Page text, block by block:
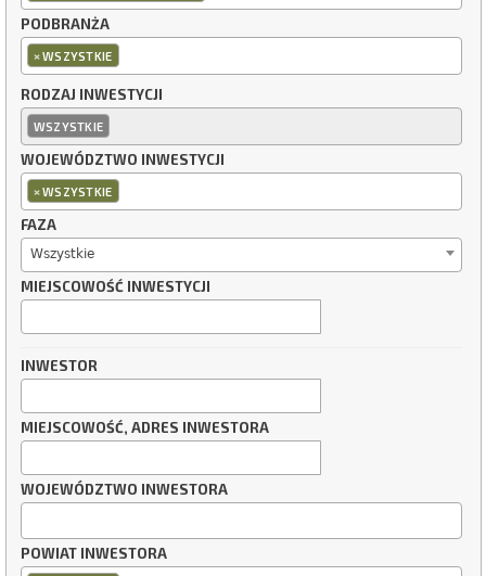
PODBRANŻA
×WSZYSTKIE
RODZAJ INWESTYCJI
WSZYSTKIE
WOJEWÓDZTWO INWESTYCJI
×WSZYSTKIE
FAZA
Wszystkie
MIEJSCOWOŚĆ INWESTYCJI
INWESTOR
MIEJSCOWOŚĆ, ADRES INWESTORA
WOJEWÓDZTWO INWESTORA
POWIAT INWESTORA